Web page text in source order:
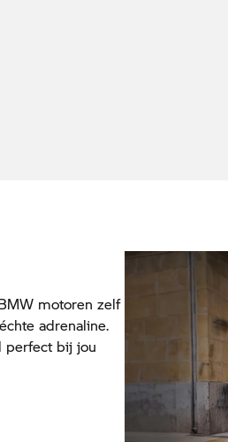
motoren zelf
adrenaline.
perfect bij jou